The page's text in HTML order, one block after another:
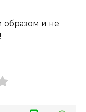
образом и не